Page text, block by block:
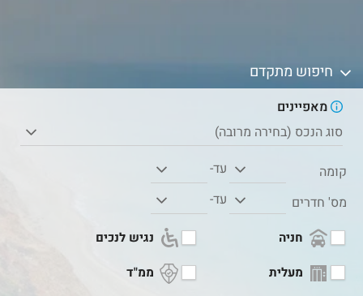
חיפוש מתקדם
מאפיינים
סוג הנכס (בחירה מרובה)
קומה
עד-
מס' חדרים
עד-
חניה
נגיש לנכים
מעלית
ממ"ד